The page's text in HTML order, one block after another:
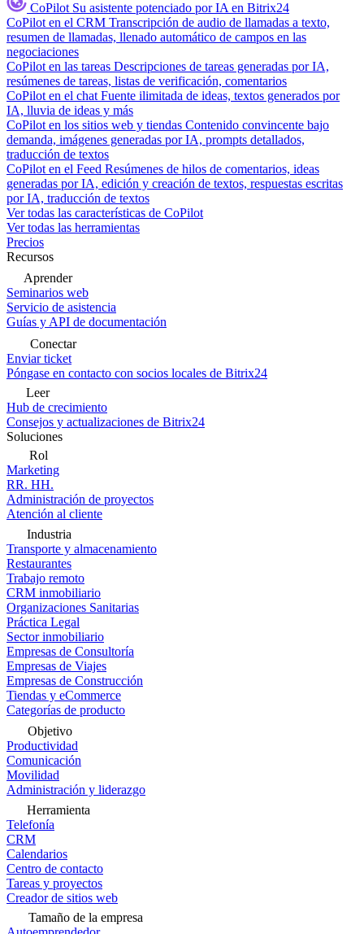
CoPilot Su asistente potenciado por IA en Bitrix24
CoPilot en el CRM Transcripción de audio de llamadas a texto,
resumen de llamadas, llenado automático de campos en las
negociaciones
CoPilot en las tareas Descripciones de tareas generadas por IA,
resúmenes de tareas, listas de verificación, comentarios
CoPilot en el chat Fuente ilimitada de ideas, textos generados por
IA, lluvia de ideas y más
CoPilot en los sitios web y tiendas Contenido convincente bajo
demanda, imágenes generadas por IA, prompts detallados,
traducción de textos
CoPilot en el Feed Resúmenes de hilos de comentarios, ideas
generadas por IA, edición y creación de textos, respuestas escritas
por IA, traducción de textos
Ver todas las características de CoPilot
Ver todas las herramientas
Precios
Recursos
Aprender
Seminarios web
Servicio de asistencia
Guías y API de documentación
Conectar
Enviar ticket
Póngase en contacto con socios locales de Bitrix24
Leer
Hub de crecimiento
Consejos y actualizaciones de Bitrix24
Soluciones
Rol
Marketing
RR. HH.
Administración de proyectos
Atención al cliente
Industria
Transporte y almacenamiento
Restaurantes
Trabajo remoto
CRM inmobiliario
Organizaciones Sanitarias
Práctica Legal
Sector inmobiliario
Empresas de Consultoría
Empresas de Viajes
Empresas de Construcción
Tiendas y eCommerce
Categorías de producto
Objetivo
Productividad
Comunicación
Movilidad
Administración y liderazgo
Herramienta
Telefonía
CRM
Calendarios
Centro de contacto
Tareas y proyectos
Creador de sitios web
Tamaño de la empresa